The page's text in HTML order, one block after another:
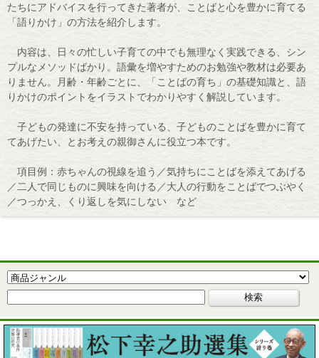
たちにアドバイスを行ってきた著者が、ことばと心を豊かに育てる
「語りかけ」の方法を紹介します。
内容は、日々の忙しい子育ての中でも無理なく実践できる、シン
プルなメソッドばかり。語彙を増やすためのお勉強や教材は必要あ
りません。月齢・年齢ごとに、「ことばの育ち」の基礎知識と、語
りかけのポイントをイラストでわかりやすく解説しています。
子どもの発達に不安を持っている、子どものことばを豊かに育て
てあげたい、とお考えの親御さんに役立つ本です。
項目例：赤ちゃんの視線を追う／気持ちにことばを添えてあげる
／二人で同じものに興味を向ける／大人の行動をことばでつぶやく
／つっかえ、くり返しを気にしない など